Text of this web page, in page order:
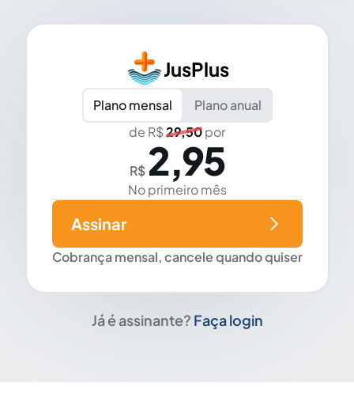
JusPlus
Plano mensal
Plano anual
de R$29,50por
R$ 2,95
No primeiro mês
Cobrança mensal, cancele quando quiser
Assinar
Já é assinante? Faça login